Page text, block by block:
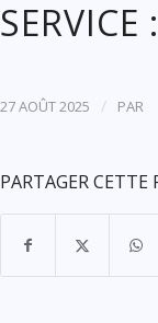
27 AOÛT 2025 / PAR
PARTAGER